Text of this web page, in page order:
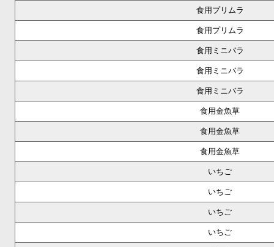
食用プリムラ
食用プリムラ
食用ミニバラ
食用ミニバラ
食用ミニバラ
食用金魚草
食用金魚草
食用金魚草
いちご
いちご
いちご
いちご